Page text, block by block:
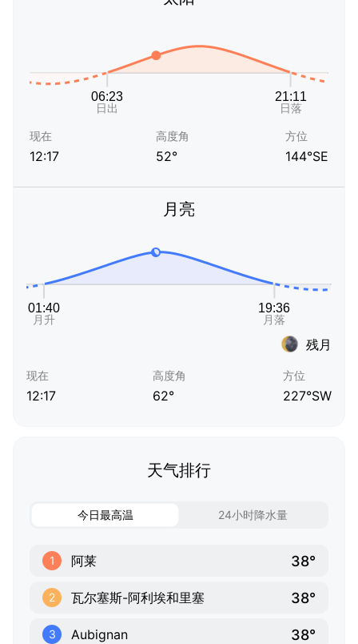
现在
12:17
高度角
52°
方位
144°SE
月亮
残月
现在
12:17
高度角
62°
方位
227°SW
天气排行
今日最高温 24小时降水量
1 阿莱 38°
2 瓦尔塞斯-阿利埃和里塞 38°
3 Aubignan 38°